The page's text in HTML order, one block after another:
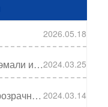
2026.05.18
Команда новых клиентов по эмали из Южной Азии посетила Nolifrit для изучения эмалевой технологии.2024.03.25
Чугунный эмалированный прозрачный фрит: лучший партнер чугунной кастрюли с белым внутренним и цветным внешним покрытием 2024.03.14